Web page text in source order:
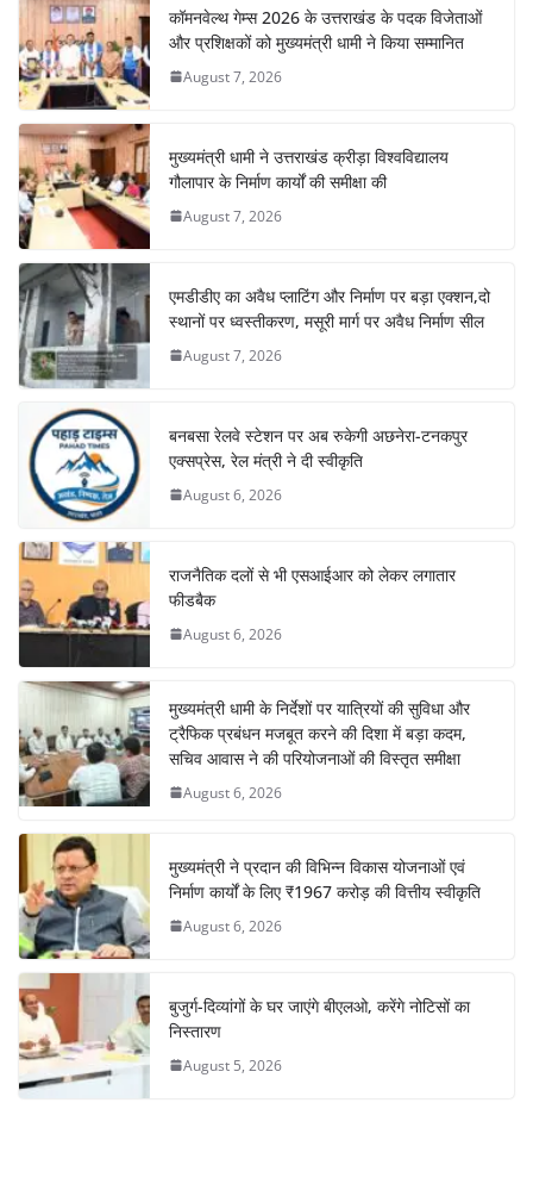
कॉमनवेल्थ गेम्स 2026 के उत्तराखंड के पदक विजेताओं
और प्रशिक्षकों को मुख्यमंत्री धामी ने किया सम्मानित
August 7, 2026
मुख्यमंत्री धामी ने उत्तराखंड क्रीड़ा विश्वविद्यालय
गौलापार के निर्माण कार्यों की समीक्षा की
August 7, 2026
एमडीडीए का अवैध प्लाटिंग और निर्माण पर बड़ा एक्शन,दो
स्थानों पर ध्वस्तीकरण, मसूरी मार्ग पर अवैध निर्माण सील
August 7, 2026
बनबसा रेलवे स्टेशन पर अब रुकेगी अछनेरा-टनकपुर
एक्सप्रेस, रेल मंत्री ने दी स्वीकृति
August 6, 2026
राजनैतिक दलों से भी एसआईआर को लेकर लगातार
फीडबैक
August 6, 2026
मुख्यमंत्री धामी के निर्देशों पर यात्रियों की सुविधा और
ट्रैफिक प्रबंधन मजबूत करने की दिशा में बड़ा कदम,
सचिव आवास ने की परियोजनाओं की विस्तृत समीक्षा
August 6, 2026
मुख्यमंत्री ने प्रदान की विभिन्न विकास योजनाओं एवं
निर्माण कार्यों के लिए ₹1967 करोड़ की वित्तीय स्वीकृति
August 6, 2026
बुजुर्ग-दिव्यांगों के घर जाएंगे बीएलओ, करेंगे नोटिसों का
निस्तारण
August 5, 2026